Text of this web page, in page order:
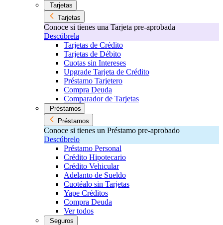
Tarjetas
Tarjetas
Conoce si tienes una Tarjeta pre-aprobada
Descúbrela
Tarjetas de Crédito
Tarjetas de Débito
Cuotas sin Intereses
Upgrade Tarjeta de Crédito
Préstamo Tarjetero
Compra Deuda
Comparador de Tarjetas
Préstamos
Préstamos
Conoce si tienes un Préstamo pre-aprobado
Descúbrelo
Préstamo Personal
Crédito Hipotecario
Crédito Vehicular
Adelanto de Sueldo
Cuotéalo sin Tarjetas
Yape Créditos
Compra Deuda
Ver todos
Seguros